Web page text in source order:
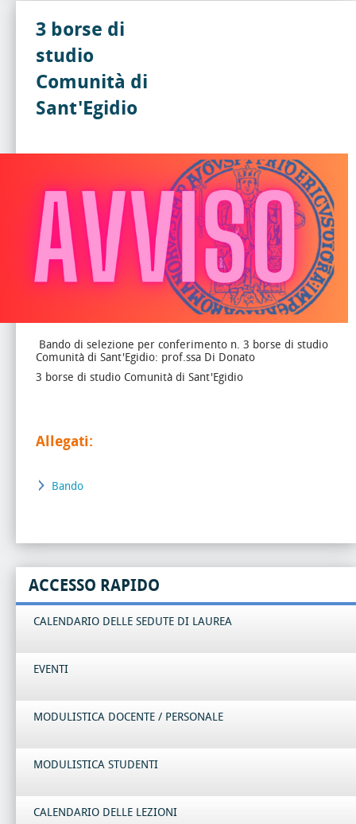
3 borse di
studio
Comunità di
Sant'Egidio
Bando di selezione per conferimento n. 3 borse di studio
Comunità di Sant'Egidio: prof.ssa Di Donato
3 borse di studio Comunità di Sant'Egidio
Allegati:
Bando
ACCESSO RAPIDO
CALENDARIO DELLE SEDUTE DI LAUREA
EVENTI
MODULISTICA DOCENTE / PERSONALE
MODULISTICA STUDENTI
CALENDARIO DELLE LEZIONI